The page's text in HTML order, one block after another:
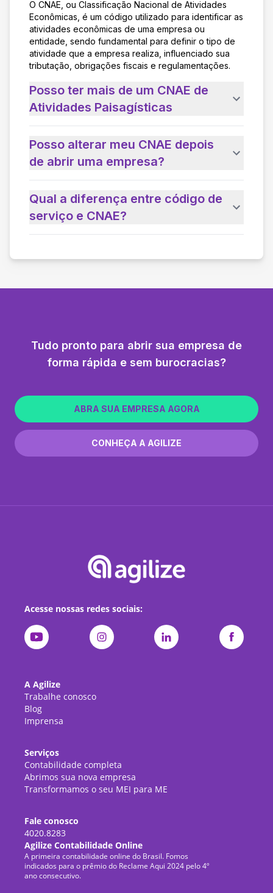
O CNAE, ou Classificação Nacional de Atividades
Econômicas, é um código utilizado para identificar as
atividades econômicas de uma empresa ou
entidade, sendo fundamental para definir o tipo de
atividade que a empresa realiza, influenciado sua
tributação, obrigações fiscais e regulamentações.
Posso ter mais de um CNAE de
Atividades Paisagísticas
Posso alterar meu CNAE depois
de abrir uma empresa?
Qual a diferença entre código de
serviço e CNAE?
Tudo pronto para abrir sua empresa de
forma rápida e sem burocracias?
ABRA SUA EMPRESA AGORA
CONHEÇA A AGILIZE
Acesse nossas redes sociais:
A Agilize
Trabalhe conosco
Blog
Imprensa
Serviços
Contabilidade completa
Abrimos sua nova empresa
Transformamos o seu MEI para ME
Fale conosco
4020.8283
Agilize Contabilidade Online
A primeira contabilidade online do Brasil. Fomos
indicados para o prêmio do Reclame Aqui 2024 pelo 4º
ano consecutivo.